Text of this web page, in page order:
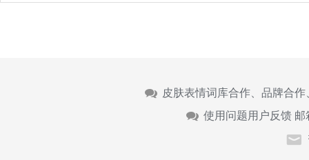
皮肤表情词库合作、品牌合
使用问题用户反馈 邮